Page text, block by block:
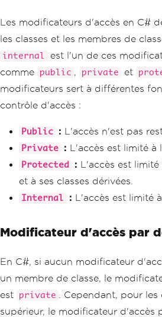
Les modificateurs d'accès en C#
les classes et les membres de
internal
est l'un de ces
comme
public , private et
modificateurs sert à différentes
contrôle d'accès :
Public : L'accès n'est pas
Private : L'accès est limité à
Protected : L'accès est
et à ses classes dérivées.
Internal : L'accès est limité
Modificateur d'accès par
En C#, si aucun modificateur
un membre de classe, le
est
private
. Cependant, pour
supérieur, le modificateur d'accès